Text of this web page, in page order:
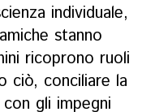
individuale,
stanno
ricoprono ruoli
ciò, conciliare la
gli impegni